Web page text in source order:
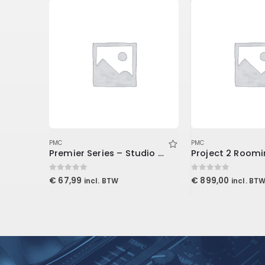
PMC
Premier Series – Studio & Live XLR Cable 15′ (4.6 m)
0out of 5
€ 67,99 incl. BTW
PMC
0out of 5
€ 899,00 incl. BTW